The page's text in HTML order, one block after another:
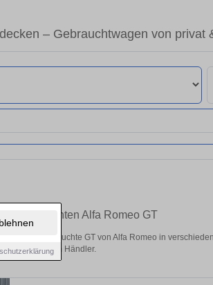
– Gebrauchtwagen von privat
gebrauchten Alfa Romeo GT
Sie gebrauchte GT von Alfa Romeo in
privat und vom Händler.